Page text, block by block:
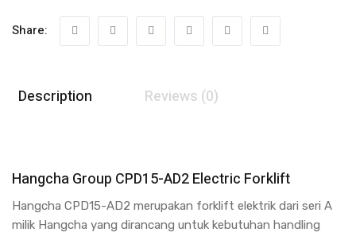
Share:
Description Reviews (0)
Hangcha Group CPD15-AD2 Electric Forklift
Hangcha CPD15-AD2 merupakan forklift elektrik dari seri A
milik Hangcha yang dirancang untuk kebutuhan handling